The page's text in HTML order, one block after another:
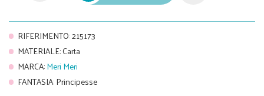
RIFERIMENTO:215173
MATERIALE:Carta
MARCA:Meri Meri
FANTASIA:Principesse